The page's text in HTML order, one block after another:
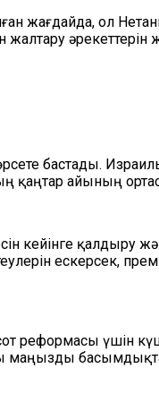
жағдайда, ол
әрекеттерін
бастады.
айының
кейінге
ескерсек,
реформасы үшін
маңызды